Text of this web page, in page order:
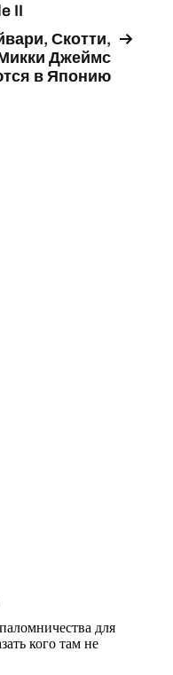
II
Скотти,
Джеймс
в Японию